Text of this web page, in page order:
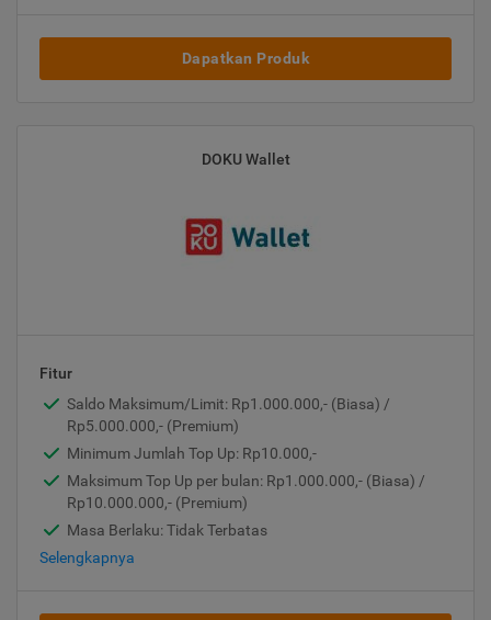
Dapatkan Produk
DOKU Wallet
Fitur
Saldo Maksimum/Limit: Rp1.000.000,- (Biasa) /
Rp5.000.000,- (Premium)
Minimum Jumlah Top Up: Rp10.000,-
Maksimum Top Up per bulan: Rp1.000.000,- (Biasa) /
Rp10.000.000,- (Premium)
Masa Berlaku: Tidak Terbatas
Selengkapnya